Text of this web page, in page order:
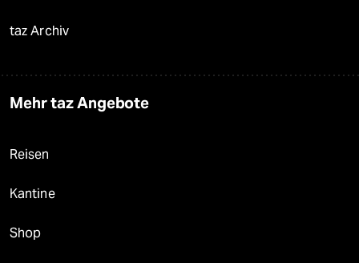
taz Archiv
Mehr taz Angebote
Reisen
Kantine
Shop